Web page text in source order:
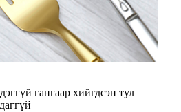
гангаар хийгдсэн тул